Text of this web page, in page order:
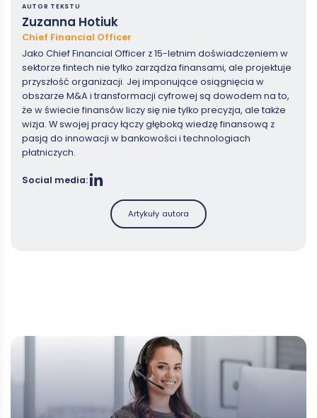
AUTOR TEKSTU
Zuzanna Hotiuk
Chief Financial Officer
Jako Chief Financial Officer z 15-letnim doświadczeniem w
sektorze fintech nie tylko zarządza finansami, ale projektuje
przyszłość organizacji. Jej imponujące osiągnięcia w
obszarze M&A i transformacji cyfrowej są dowodem na to,
że w świecie finansów liczy się nie tylko precyzja, ale także
wizja. W swojej pracy łączy głęboką wiedzę finansową z
pasją do innowacji w bankowości i technologiach
płatniczych.
Social media:
Artykuły autora